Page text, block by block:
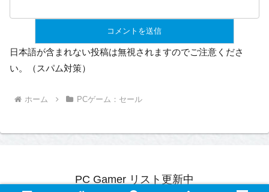
日本語が含まれない投稿は無視されますのでご注意くださ
い。（スパム対策）
ホーム PCゲーム：セール
PC Gamer リスト更新中